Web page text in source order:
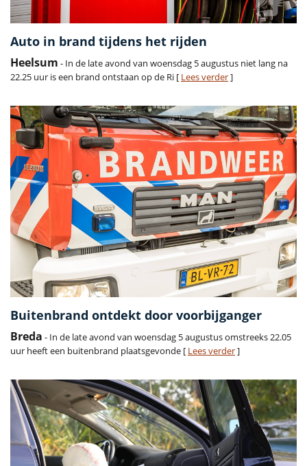
Auto in brand tijdens het rijden
Heelsum - In de late avond van woensdag 5 augustus niet lang na
22.25 uur is een brand ontstaan op de Ri [ Lees verder]
Buitenbrand ontdekt door voorbijganger
Breda - In de late avond van woensdag 5 augustus omstreeks 22.05
uur heeft een buitenbrand plaatsgevonde [ Lees verder]